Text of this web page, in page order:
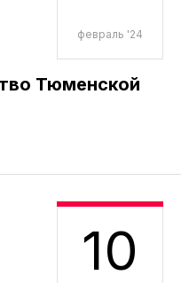
февраль '24
Тюменской
10